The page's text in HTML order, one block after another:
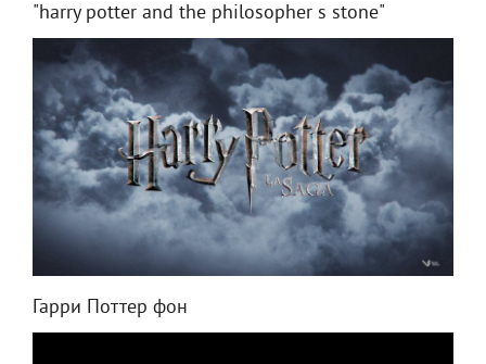
"harry potter and the philosopher s stone"
Гарри Поттер фон